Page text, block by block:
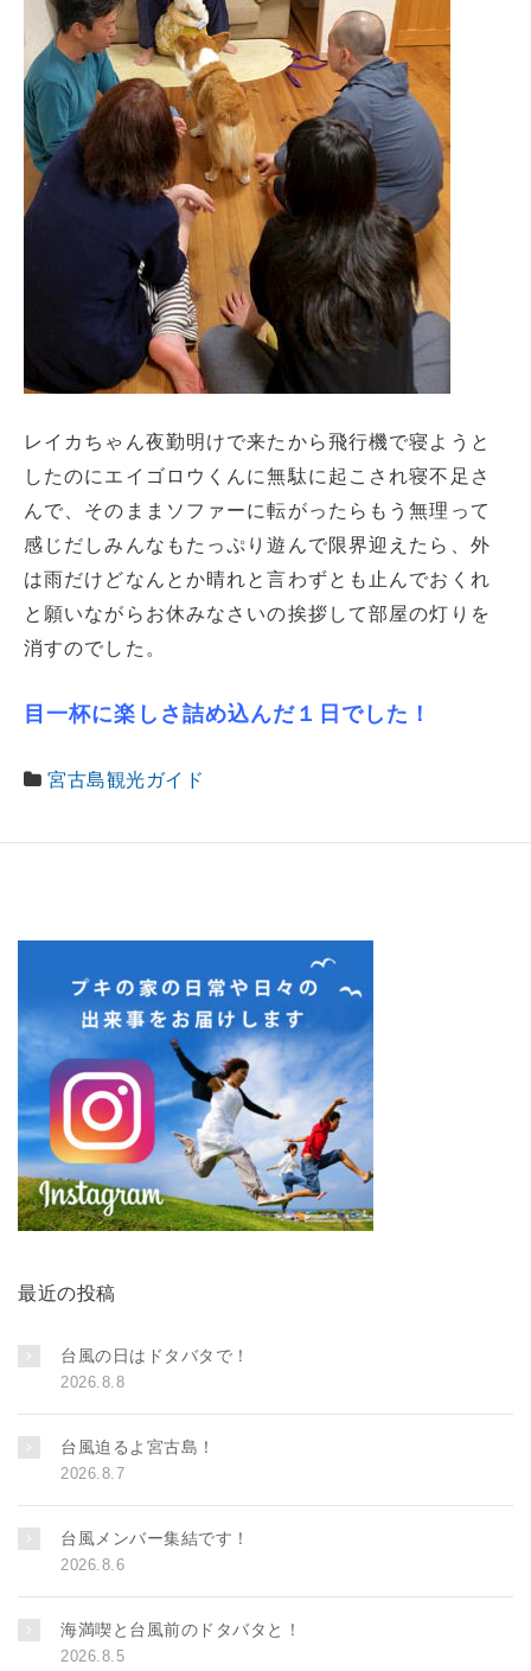
レイカちゃん夜勤明けで来たから飛行機で寝ようと
したのにエイゴロウくんに無駄に起こされ寝不足さ
んで、そのままソファーに転がったらもう無理って
感じだしみんなもたっぷり遊んで限界迎えたら、外
は雨だけどなんとか晴れと言わずとも止んでおくれ
と願いながらお休みなさいの挨拶して部屋の灯りを
消すのでした。
目一杯に楽しさ詰め込んだ１日でした！
宮古島観光ガイド
最近の投稿
台風の日はドタバタで！
2026.8.8
台風迫るよ宮古島！
2026.8.7
台風メンバー集結です！
2026.8.6
海満喫と台風前のドタバタと！
2026.8.5